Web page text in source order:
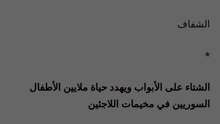
الشفاف
الشتاء على الأبواب ويهدد حياة ملايين الأطفال
السوريين في مخيمات اللاجئين